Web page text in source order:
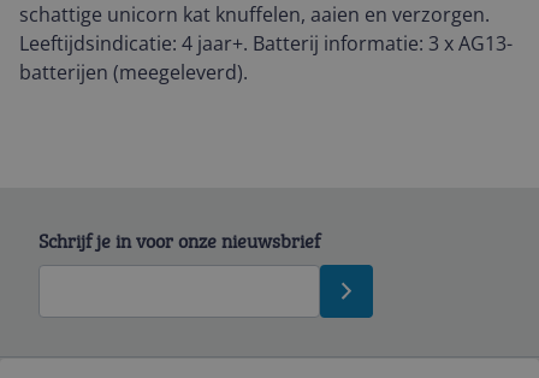
schattige unicorn kat knuffelen, aaien en verzorgen.
Leeftijdsindicatie: 4 jaar+. Batterij informatie: 3 x AG13-
batterijen (meegeleverd).
Schrijf je in voor onze nieuwsbrief